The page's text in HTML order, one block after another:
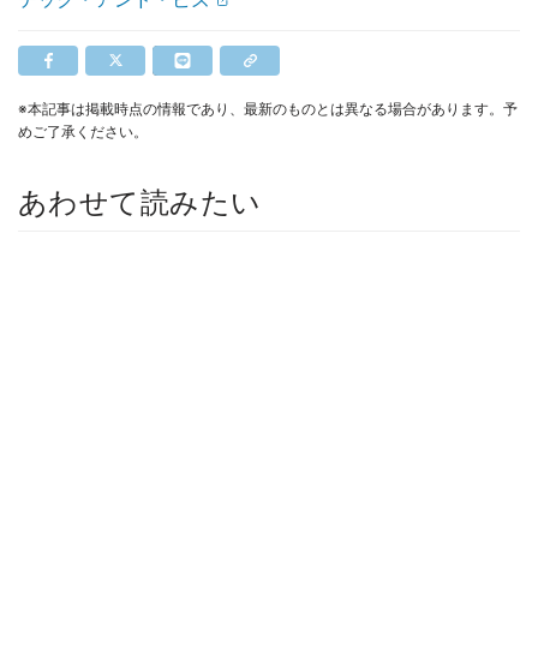
※本記事は掲載時点の情報であり、最新のものとは異なる場合があります。予
めご了承ください。
あわせて読みたい